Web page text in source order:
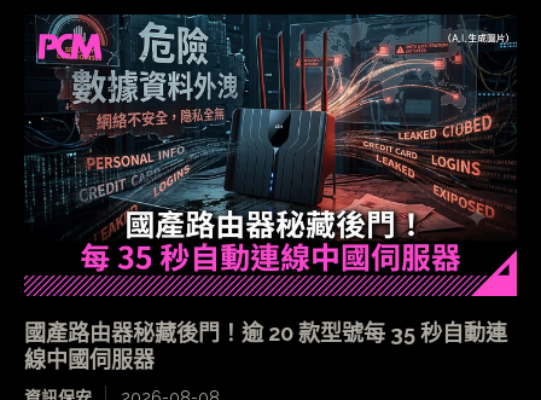
國產路由器秘藏後門！逾 20 款型號每 35 秒自動連
線中國伺服器